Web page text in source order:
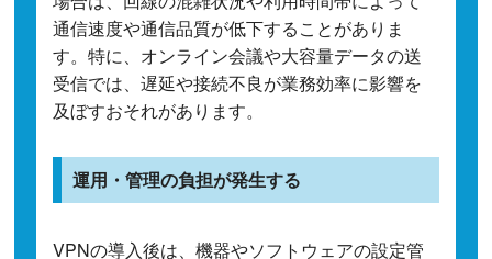
通信速度や通信品質が低下することがありま
す。特に、オンライン会議や大容量データの送
受信では、遅延や接続不良が業務効率に影響を
及ぼすおそれがあります。
運用・管理の負担が発生する
VPNの導入後は、機器やソフトウェアの設定管